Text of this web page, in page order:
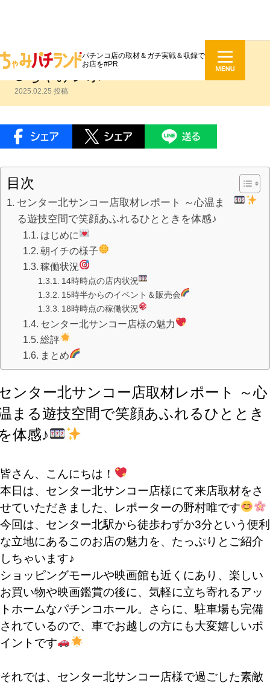
パチンコ店の取材＆ガチ実戦＆収録で
お店を#PR
センター北サンコー店取材レポート
2025.02.25 投稿
目次
センター北サンコー店取材レポート ～心温ま
る遊技空間で笑顔あふれるひとときを体感♪
はじめに
朝イチの様子
稼働状況
14時時点の店内状況
15時半からのイベント＆販売会
18時時点の稼働状況
センター北サンコー店様の魅力
総評
まとめ
ンター北サンコー店取材レポート ～心
まる遊技空間で笑顔あふれるひととき
体感♪
皆さん、こんにちは！
本日は、センター北サンコー店様にて来店取材をさ
せていただきました、レポーターの野村唯です
今回は、センター北駅から徒歩わずか3分という便利
な立地にあるこのお店の魅力を、たっぷりとご紹介
しちゃいます♪
ショッピングモールや映画館も近くにあり、楽しい
お買い物や映画鑑賞の後に、気軽に立ち寄れるアッ
トホームなパチンコホール。さらに、駐車場も完備
されているので、車でお越しの方にも大変嬉しいポ
イントです
それでは、センター北サンコー店様で過ごした素敵